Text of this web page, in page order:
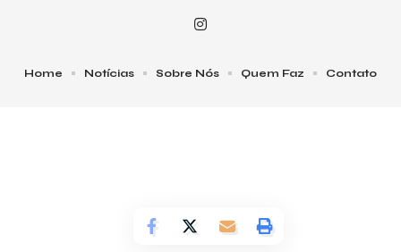
Home Notícias Sobre Nós Quem Faz Contato